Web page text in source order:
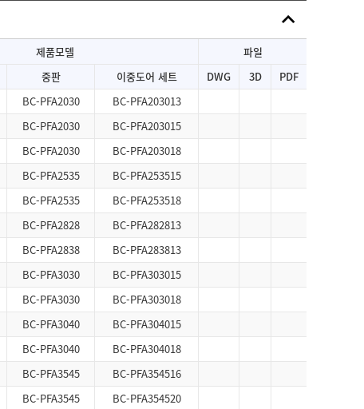
제품모델
파일
중판 이중도어 세트 DWG 3D
PDF
BC-PFA2030
BC-PFA203013
BC-PFA2030
BC-PFA203015
BC-PFA2030
BC-PFA203018
BC-PFA2535
BC-PFA253515
BC-PFA2535
BC-PFA253518
BC-PFA2828
BC-PFA282813
BC-PFA2838
BC-PFA283813
BC-PFA3030
BC-PFA303015
BC-PFA3030
BC-PFA303018
BC-PFA3040
BC-PFA304015
BC-PFA3040
BC-PFA304018
BC-PFA3545
BC-PFA354516
BC-PFA3545
BC-PFA354520